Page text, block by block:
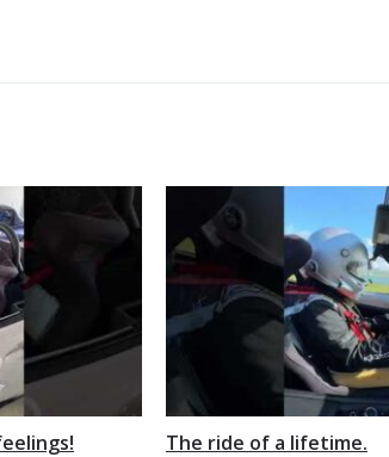
The ride of a lifetime.